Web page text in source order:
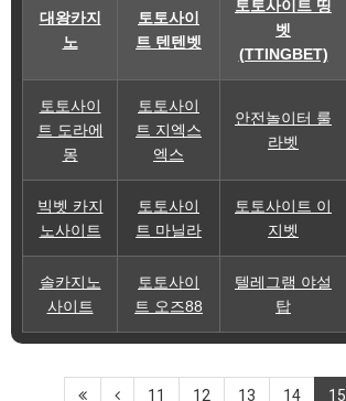
대왕카지
노
토토사이
트 텐텐벳
토토사이트 띵
벳
(TTINGBET)
토토사이
트 도라에
몽
토토사이
트 지엑스
엑스
안전놀이터 룰
라벳
빅벳 카지
노사이트
토토사이
트 마닐라
토토사이트 이
지벳
솔카지노
사이트
토토사이
트 오즈88
텔레그램 야설
탑
11 12 13 14 15